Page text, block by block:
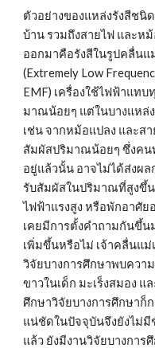
ตัวอย่างของแหล่งรังสีชนิ
บ้าน รวมถึงสายไฟ และห
ออกมาคือรังสีในรูปคลื่นแ
(Extremely Low
EMF) เครื่องใช้ไฟฟ้าแท
มาณน้อยๆ แต่ในบางแหล่
เช่น จากหม้อแปลง และส
สัมผัสปริมาณน้อยๆ ซึ่งคน
อยู่แล้วนั้น อาจไม่ได้ส่งผ
รับสัมผัสในปริมาณที่สูงขึ้
ไฟฟ้าแรงสูง หรือพักอาศั
เคยมีการตั้งคำถามกันขึ้น
เพิ่มขึ้นหรือไม่ เจ้าคลื่นแ
วิจัยบางการศึกษาพบควา
ขาวในเด็ก มะเร็งสมอง แ
ศึกษาวิจัยบางการศึกษา
แน่ชัดในปัจจุบันจึงยังไม่มี
แล้ว ยังมีงานวิจัยบางการ